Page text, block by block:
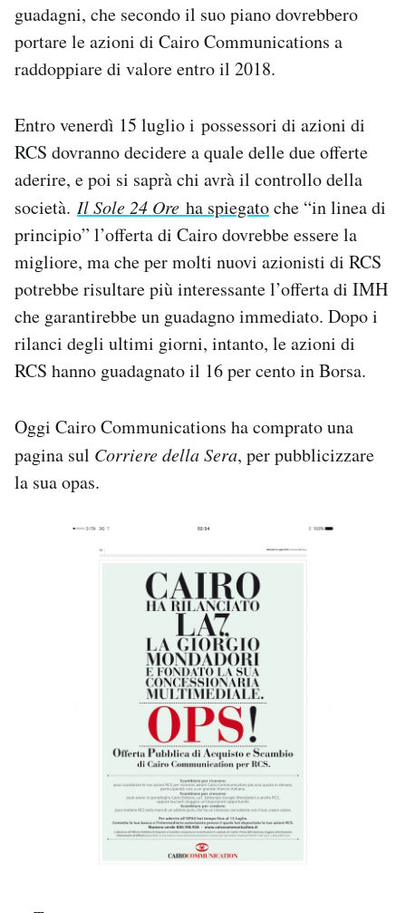
guadagni, che secondo il suo piano dovrebbero
portare le azioni di Cairo Communications a
raddoppiare di valore entro il 2018.
Entro venerdì 15 luglio i possessori di azioni di
RCS dovranno decidere a quale delle due offerte
aderire, e poi si saprà chi avrà il controllo della
società. Il Sole 24 Ore ha spiegatoche “in linea di
principio” l’offerta di Cairo dovrebbe essere la
migliore, ma che per molti nuovi azionisti di RCS
potrebbe risultare più interessante l’offerta di IMH
che garantirebbe un guadagno immediato. Dopo i
rilanci degli ultimi giorni, intanto, le azioni di
RCS hanno guadagnato il 16 per cento in Borsa.
Oggi Cairo Communications ha comprato una
pagina sul Corriere della Sera, per pubblicizzare
la sua opas.